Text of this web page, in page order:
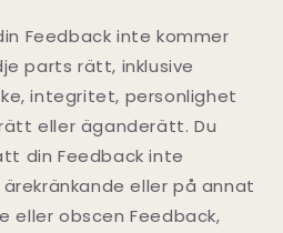
Feedback inte kommer
parts rätt, inklusive
integritet, personlighet
eller äganderätt. Du
din Feedback inte
eller på annat
eller obscen Feedback,